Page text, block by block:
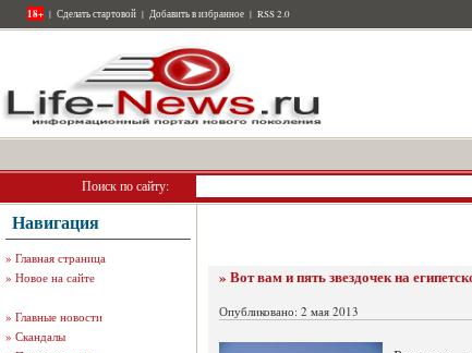
18+ | Сделать стартовой | Добавить в избранное | RSS 2.0
Поиск по сайту:
Навигация
» Главная страница
» Новое на сайте
» Главные новости
» Скандалы
» Вот вам и пять звездочек на
Опубликовано: 2 мая 2013